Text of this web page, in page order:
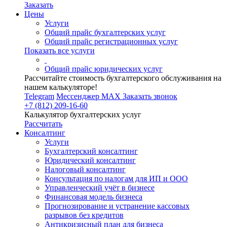
Заказать
Цены
Услуги
Общий прайс бухгалтерских услуг
Общий прайс регистрационных услуг
Показать все услуги
Общий прайс юридических услуг
Рассчитайте стоимость бухгалтерского обслуживания на
нашем калькуляторе!
Telegram Мессенджер MAX Заказать звонок
+7 (812) 209-16-60
Калькулятор бухгалтерских услуг
Рассчитать
Консалтинг
Услуги
Бухгалтерский консалтинг
Юридический консалтинг
Налоговый консалтинг
Консультация по налогам для ИП и ООО
Управленческий учёт в бизнесе
Финансовая модель бизнеса
Прогнозирование и устранение кассовых
разрывов без кредитов
Антикризисный план для бизнеса